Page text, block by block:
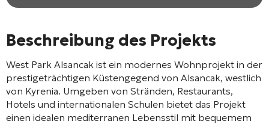
Beschreibung des Projekts
West Park Alsancak ist ein modernes Wohnprojekt in der
prestigeträchtigen Küstengegend von Alsancak, westlich
von Kyrenia. Umgeben von Stränden, Restaurants,
Hotels und internationalen Schulen bietet das Projekt
einen idealen mediterranen Lebensstil mit bequemem